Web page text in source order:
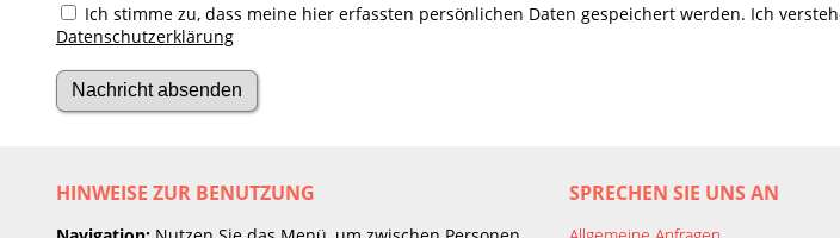
Ich stimme zu, dass meine hier erfassten persönlichen Daten gespeichert werden. Ich
Datenschutzerklärung
HINWEISE ZUR BENUTZUNG SPRECHEN SIE UNS AN